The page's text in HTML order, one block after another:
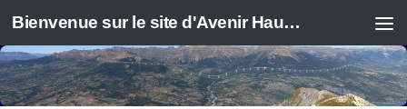
Bienvenue sur le site d'Avenir Haute Durance